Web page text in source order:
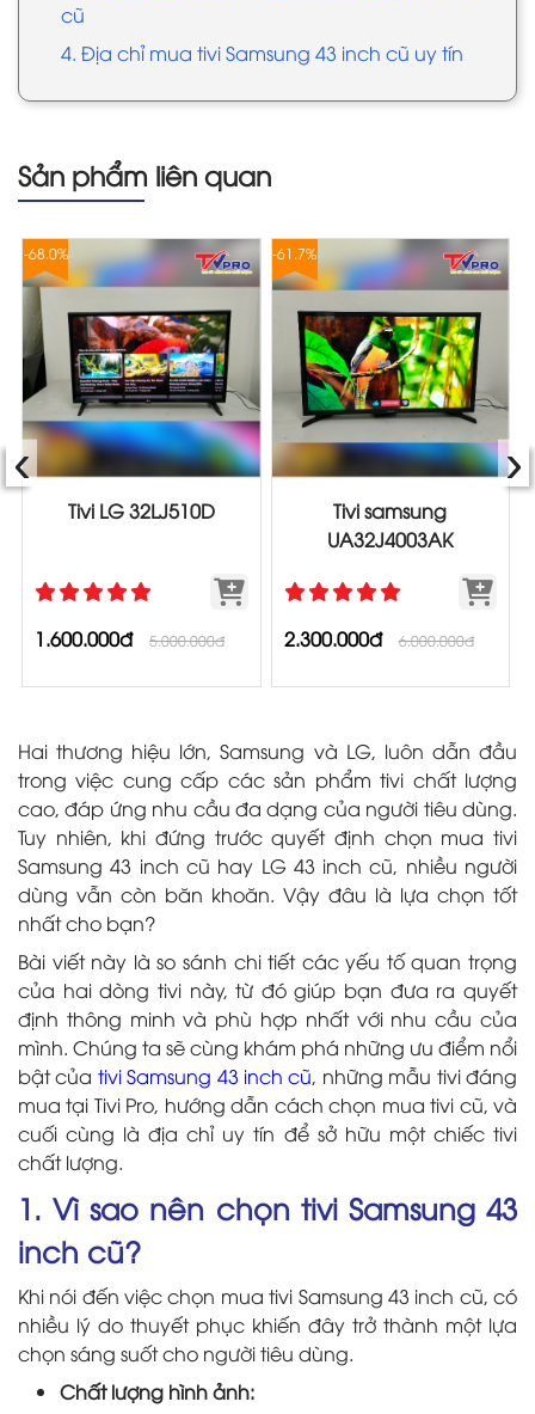
cũ
4. Địa chỉ mua tivi Samsung 43 inch cũ uy tín
Sản phẩm liên quan
-68.0%
Tivi LG 32LJ510D
1.600.000đ 5.000.000đ
-61.7%
Tivi samsung
UA32J4003AK
2.300.000đ 6.000.000đ
‹ ›
Hai thương hiệu lớn, Samsung và LG, luôn dẫn đầu
trong việc cung cấp các sản phẩm tivi chất lượng
cao, đáp ứng nhu cầu đa dạng của người tiêu dùng.
Tuy nhiên, khi đứng trước quyết định chọn mua tivi
Samsung 43 inch cũ hay LG 43 inch cũ, nhiều người
dùng vẫn còn băn khoăn. Vậy đâu là lựa chọn tốt
nhất cho bạn?
Bài viết này là so sánh chi tiết các yếu tố quan trọng
của hai dòng tivi này, từ đó giúp bạn đưa ra quyết
định thông minh và phù hợp nhất với nhu cầu của
mình. Chúng ta sẽ cùng khám phá những ưu điểm nổi
bật của tivi Samsung 43 inch cũ, những mẫu tivi đáng
mua tại Tivi Pro, hướng dẫn cách chọn mua tivi cũ, và
cuối cùng là địa chỉ uy tín để sở hữu một chiếc tivi
chất lượng.
1. Vì sao nên chọn tivi Samsung 43
inch cũ?
Khi nói đến việc chọn mua tivi Samsung 43 inch cũ, có
nhiều lý do thuyết phục khiến đây trở thành một lựa
chọn sáng suốt cho người tiêu dùng.
Chất lượng hình ảnh: